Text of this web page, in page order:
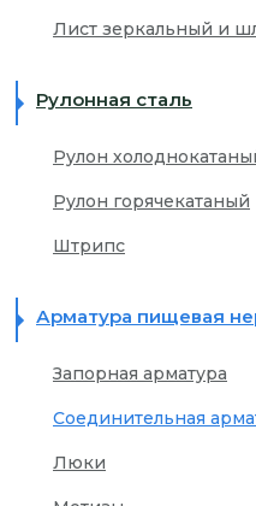
Лист зеркальный и
Рулонная сталь
Рулон
Рулон горячекатаный
Штрипс
Арматура пищевая
Запорная арматура
Соединительная
Люки